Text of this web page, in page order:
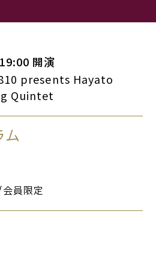
開演
presents Hayato
Quintet
ム
員限定